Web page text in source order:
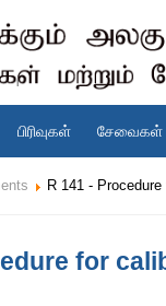
பிரிவுகள் சேவைகள்
R 141 -
for